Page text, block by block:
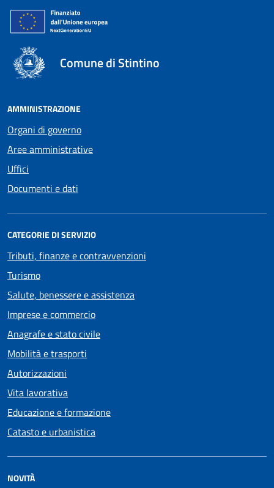
Comune di Stintino
AMMINISTRAZIONE
Organi di governo
Aree amministrative
Uffici
Documenti e dati
CATEGORIE DI SERVIZIO
Tributi, finanze e contravvenzioni
Turismo
Salute, benessere e assistenza
Imprese e commercio
Anagrafe e stato civile
Mobilità e trasporti
Autorizzazioni
Vita lavorativa
Educazione e formazione
Catasto e urbanistica
NOVITÀ